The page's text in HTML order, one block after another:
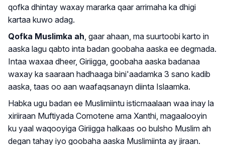
qofka dhintay waxay mararka qaar arrimaha ka dhigi
kartaa kuwo adag.
Qofka Muslimka ah, gaar ahaan, ma suurtoobi karto in
aaska lagu qabto inta badan goobaha aaska ee degmada.
Intaa waxaa dheer, Giriigga, goobaha aaska badanaa
waxay ka saaraan hadhaaga bini'aadamka 3 sano kadib
aaska, taas oo aan waafaqsanayn diinta Islaamka.
Habka ugu badan ee Muslimiintu isticmaalaan waa inay la
xiriiraan Muftiyada Comotene ama Xanthi, magaalooyin
ku yaal waqooyiga Giriigga halkaas oo bulsho Muslim ah
degan tahay iyo goobaha aaska Muslimiinta ay jiraan.